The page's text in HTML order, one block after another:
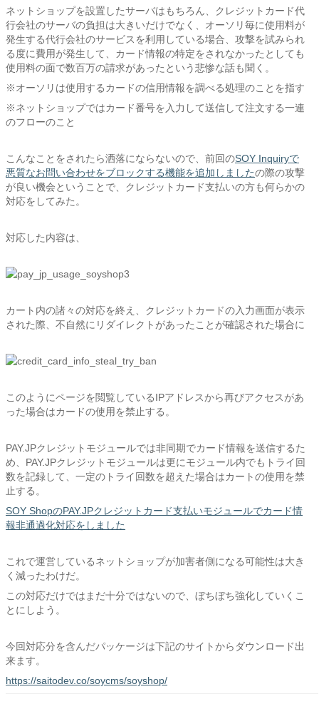
ネットショップを設置したサーバはもちろん、クレジットカード代
行会社のサーバの負担は大きいだけでなく、オーソリ毎に使用料が
発生する代行会社のサービスを利用している場合、攻撃を試みられ
る度に費用が発生して、カード情報の特定をされなかったとしても
使用料の面で数百万の請求があったという悲惨な話も聞く。
※オーソリは使用するカードの信用情報を調べる処理のことを指す
※ネットショップではカード番号を入力して送信して注文する一連
のフローのこと
こんなことをされたら洒落にならないので、前回のSOY Inquiryで
悪質なお問い合わせをブロックする機能を追加しましたの際の攻撃
が良い機会ということで、クレジットカード支払いの方も何らかの
対応をしてみた。
対応した内容は、
カート内の諸々の対応を終え、クレジットカードの入力画面が表示
された際、不自然にリダイレクトがあったことが確認された場合に
このようにページを閲覧しているIPアドレスから再びアクセスがあ
った場合はカードの使用を禁止する。
PAY.JPクレジットモジュールでは非同期でカード情報を送信するた
め、PAY.JPクレジットモジュールは更にモジュール内でもトライ回
数を記録して、一定のトライ回数を超えた場合はカートの使用を禁
止する。
SOY ShopのPAY.JPクレジットカード支払いモジュールでカード情
報非通過化対応をしました
これで運営しているネットショップが加害者側になる可能性は大き
く減ったわけだ。
この対応だけではまだ十分ではないので、ぼちぼち強化していくこ
とにしよう。
今回対応分を含んだパッケージは下記のサイトからダウンロード出
来ます。
https://saitodev.co/soycms/soyshop/